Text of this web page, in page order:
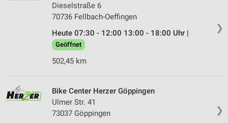
❯
Dieselstraße 6
70736 Fellbach-Oeffingen
Heute 07:30 - 12:00 13:00 - 18:00 Uhr |
Geöffnet
502,45 km
❯
Bike Center Herzer Göppingen
Ulmer Str. 41
73037 Göppingen